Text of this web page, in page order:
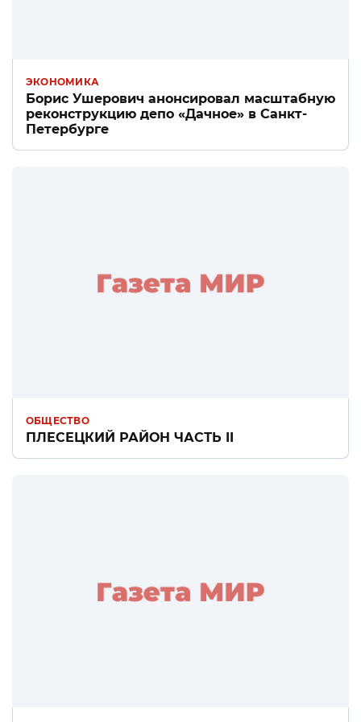
ЭКОНОМИКА
Борис Ушерович анонсировал масштабную
реконструкцию депо «Дачное» в Санкт-
Петербурге
ОБЩЕСТВО
ПЛЕСЕЦКИЙ РАЙОН ЧАСТЬ II